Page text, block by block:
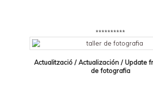
**********
Actualització / Actualización / Update
de fotografia